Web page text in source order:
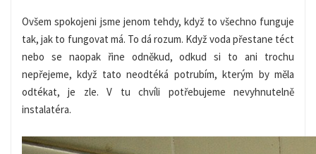
Ovšem spokojeni jsme jenom tehdy, když to všechno funguje
tak, jak to fungovat má. To dá rozum. Když voda přestane téct
nebo se naopak řine odněkud, odkud si to ani trochu
nepřejeme, když tato neodtéká potrubím, kterým by měla
odtékat, je zle. V tu chvíli potřebujeme nevyhnutelně
instalatéra.